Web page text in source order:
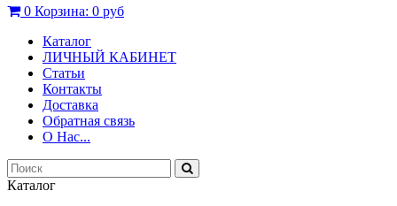
0 Корзина: 0 руб
Каталог
ЛИЧНЫЙ КАБИНЕТ
Статьи
Контакты
Доставка
Обратная связь
О Нас...
Каталог